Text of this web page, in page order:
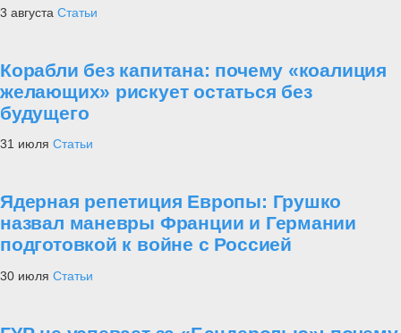
3 августа Статьи
Корабли без капитана: почему «коалиция
желающих» рискует остаться без
будущего
31 июля Статьи
Ядерная репетиция Европы: Грушко
назвал маневры Франции и Германии
подготовкой к войне с Россией
30 июля Статьи